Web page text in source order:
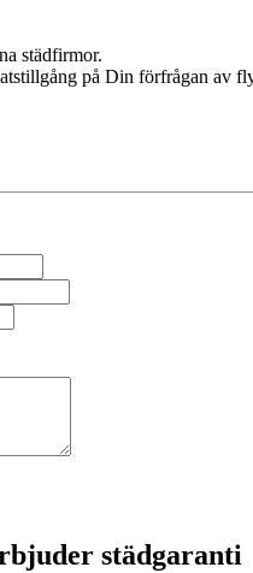
städfirmor.
på Din förfrågan av
städgaranti